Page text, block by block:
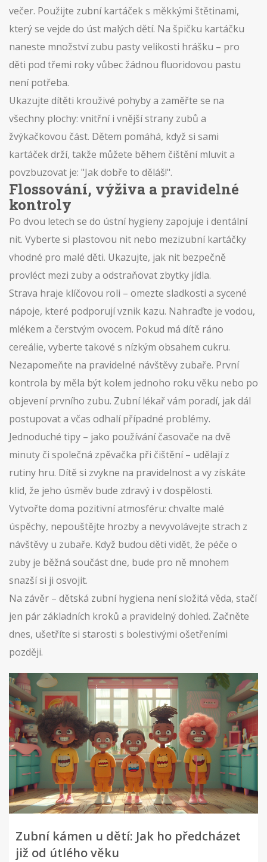
večer. Použijte zubní kartáček s měkkými štětinami,
který se vejde do úst malých dětí. Na špičku kartáčku
naneste množství zubu pasty velikosti hrášku – pro
děti pod třemi roky vůbec žádnou fluoridovou pastu
není potřeba.
Ukazujte dítěti krouživé pohyby a zaměřte se na
všechny plochy: vnitřní i vnější strany zubů a
žvýkačkovou část. Dětem pomáhá, když si sami
kartáček drží, takže můžete během čištění mluvit a
povzbuzovat je: "Jak dobře to děláš!".
Flossování, výživa a pravidelné
kontroly
Po dvou letech se do ústní hygieny zapojuje i dentální
nit. Vyberte si plastovou nit nebo mezizubní kartáčky
vhodné pro malé děti. Ukazujte, jak nit bezpečně
provléct mezi zuby a odstraňovat zbytky jídla.
Strava hraje klíčovou roli – omezte sladkosti a sycené
nápoje, které podporují vznik kazu. Nahraďte je vodou,
mlékem a čerstvým ovocem. Pokud má dítě ráno
cereálie, vyberte takové s nízkým obsahem cukru.
Nezapomeňte na pravidelné návštěvy zubaře. První
kontrola by měla být kolem jednoho roku věku nebo po
objevení prvního zubu. Zubní lékař vám poradí, jak dál
postupovat a včas odhalí případné problémy.
Jednoduché tipy – jako používání časovače na dvě
minuty či společná zpěvačka při čištění – udělají z
rutiny hru. Dítě si zvykne na pravidelnost a vy získáte
klid, že jeho úsměv bude zdravý i v dospělosti.
Vytvořte doma pozitivní atmosféru: chvalte malé
úspěchy, nepouštějte hrozby a nevyvolávejte strach z
návštěvy u zubaře. Když budou děti vidět, že péče o
zuby je běžná součást dne, bude pro ně mnohem
snazší si ji osvojit.
Na závěr – dětská zubní hygiena není složitá věda, stačí
jen pár základních kroků a pravidelný dohled. Začněte
dnes, ušetříte si starosti s bolestivými ošetřeními
později.
Zubní kámen u dětí: Jak ho předcházet
již od útlého věku